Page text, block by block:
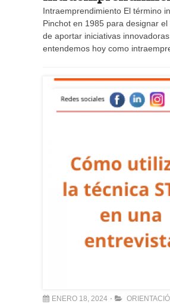
Intraemprendimiento El término
Pinchot en 1985 para designar
de aportar iniciativas
entendemos hoy como
ENERO 18, 2024